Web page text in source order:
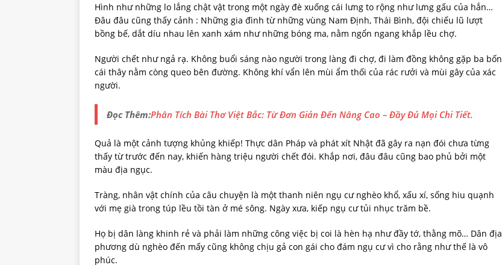
Hình như những lo lắng chật vật trong một ngày đè xuống cái lưng to rộng như lưng gấu của hắn…
Đâu đâu cũng thấy cảnh : Những gia đình từ những vùng Nam Định, Thái Bình, đội chiếu lũ lượt
bồng bế, dắt díu nhau lên xanh xám như những bóng ma, nằm ngổn ngang khắp lều chợ.
Người chết như ngả rạ. Không buổi sáng nào người trong làng đi chợ, đi làm đồng không gặp ba bốn
cái thây nằm còng queo bên đường. Không khí vẩn lên mùi ẩm thối của rác rưởi và mùi gây của xác
người.
Đọc Thêm:Phân Tích Bài Thơ Việt Bắc: Từ Đơn Giản Đến Nâng Cao – Đầy Đủ Mọi Chi Tiết.
Quả là một cảnh tượng khủng khiếp! Thực dân Pháp và phát xít Nhật đã gây ra nạn đói chưa từng
thấy từ trước đến nay, khiến hàng triệu người chết đói. Khắp nơi, đâu đâu cũng bao phủ bởi một
màu địa ngục.
Tràng, nhân vật chính của câu chuyện là một thanh niên ngụ cư nghèo khổ, xấu xí, sống hiu quạnh
với mẹ già trong túp lều tồi tàn ở mé sông. Ngày xưa, kiếp ngụ cư tủi nhục trăm bề.
Họ bị dân làng khinh rẻ và phải làm những công việc bị coi là hèn hạ như đầy tớ, thằng mõ… Dân địa
phương dù nghèo đến mấy cũng không chịu gả con gái cho đám ngụ cư vì cho rằng như thế là vô
phúc.